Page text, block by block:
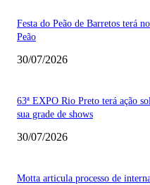
Festa do Peão de Barretos terá
Peão
30/07/2026
63ª EXPO Rio Preto terá ação
sua grade de shows
30/07/2026
Motta articula processo de